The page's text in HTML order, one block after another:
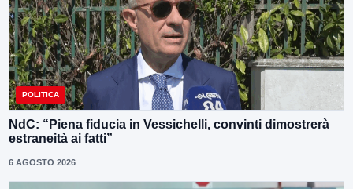
POLITICA
NdC: “Piena fiducia in Vessichelli, convinti dimostrerà
estraneità ai fatti”
6 AGOSTO 2026